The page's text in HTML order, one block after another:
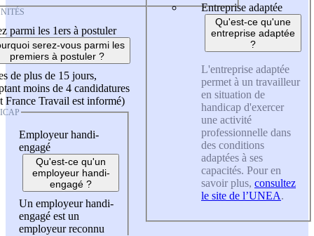
parmi les 1ers à postuler
serez-vous parmi les
premiers à postuler ?
de plus de 15 jours,
moins de 4 candidatures
France Travail est informé)
Employeur handi-
engagé
Qu'est-ce qu'un
employeur handi-
engagé ?
Un employeur handi-
engagé est un
employeur reconnu
Entreprise adaptée
Qu'est-ce qu'une
entreprise adaptée
?
L'entreprise adaptée
permet à un travailleur
en situation de
handicap d'exercer
une activité
professionnelle dans
des conditions
adaptées à ses
capacités. Pour en
savoir plus, consultez
le site de l’UNEA.